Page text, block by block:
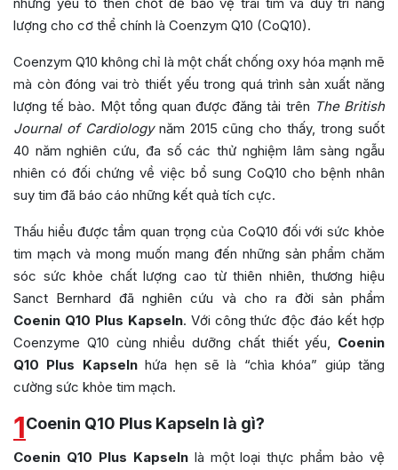
lượng cho cơ thể chính là Coenzym Q10 (CoQ10).
Coenzym Q10 không chỉ là một chất chống oxy hóa mạnh mẽ
mà còn đóng vai trò thiết yếu trong quá trình sản xuất năng
lượng tế bào. Một tổng quan được đăng tải trên The British
Journal of Cardiologynăm 2015 cũng cho thấy, trong suốt
40 năm nghiên cứu, đa số các thử nghiệm lâm sàng ngẫu
nhiên có đối chứng về việc bổ sung CoQ10 cho bệnh nhân
suy tim đã báo cáo những kết quả tích cực.
Thấu hiểu được tầm quan trọng của CoQ10 đối với sức khỏe
tim mạch và mong muốn mang đến những sản phẩm chăm
sóc sức khỏe chất lượng cao từ thiên nhiên, thương hiệu
Sanct Bernhard đã nghiên cứu và cho ra đời sản phẩm
Coenin Q10 Plus Kapseln. Với công thức độc đáo kết hợp
Coenzyme Q10 cùng nhiều dưỡng chất thiết yếu, Coenin
Q10 Plus Kapselnhứa hẹn sẽ là “chìa khóa” giúp tăng
cường sức khỏe tim mạch.
1Coenin Q10 Plus Kapseln là gì?
Coenin Q10 Plus Kapselnlà một loại thực phẩm bảo vệ